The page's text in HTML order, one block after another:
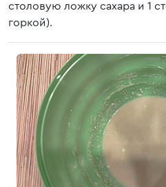
столовую ложку сахара и 1
горкой).